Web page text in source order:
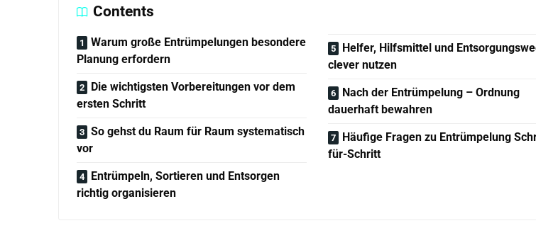
Contents
Warum große Entrümpelungen besondere
Planung erfordern
Die wichtigsten Vorbereitungen vor dem
ersten Schritt
So gehst du Raum für Raum systematisch
vor
Entrümpeln, Sortieren und Entsorgen
richtig organisieren
Helfer, Hilfsmittel und
clever nutzen
Nach der Entrümpelung – Ordnung
dauerhaft bewahren
Häufige Fragen zu Entrümpelung
für-Schritt